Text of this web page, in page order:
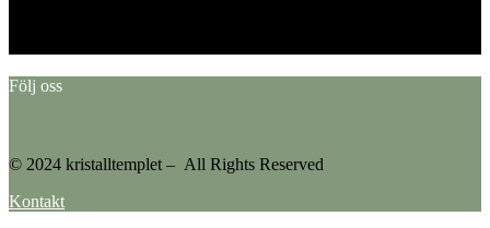
Följ oss
© 2024 kristalltemplet – All Rights Reserved
Kontakt